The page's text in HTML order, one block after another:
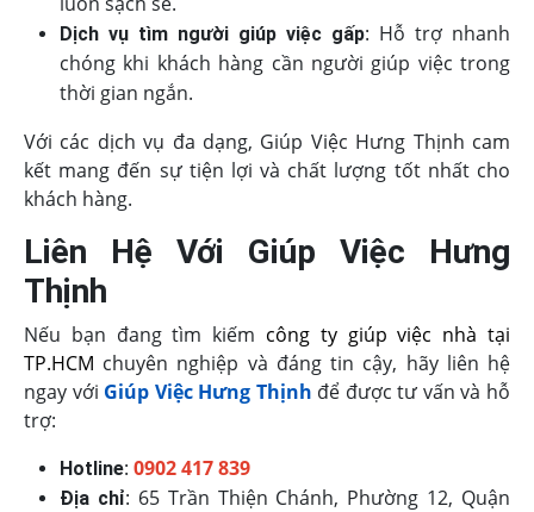
Dịch vụ tìm người giúp việc gấp: Hỗ trợ nhanh
chóng khi khách hàng cần người giúp việc trong
thời gian ngắn.
Với các dịch vụ đa dạng, Giúp Việc Hưng Thịnh cam
kết mang đến sự tiện lợi và chất lượng tốt nhất cho
khách hàng.
Liên Hệ Với Giúp Việc Hưng
Thịnh
Nếu bạn đang tìm kiếm công ty giúp việc nhà tại
TP.HCM chuyên nghiệp và đáng tin cậy, hãy liên hệ
ngay với Giúp Việc Hưng Thịnh để được tư vấn và hỗ
trợ:
Hotline: 0902 417 839
Địa chỉ: 65 Trần Thiện Chánh, Phường 12, Quận